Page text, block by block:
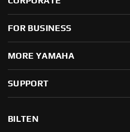
FOR BUSINESS
MORE YAMAHA
SUPPORT
BILTEN